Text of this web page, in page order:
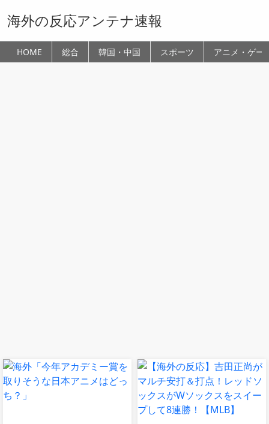
海外の反応アンテナ速報
HOME 総合 韓国・中国 スポーツ アニメ・ゲー